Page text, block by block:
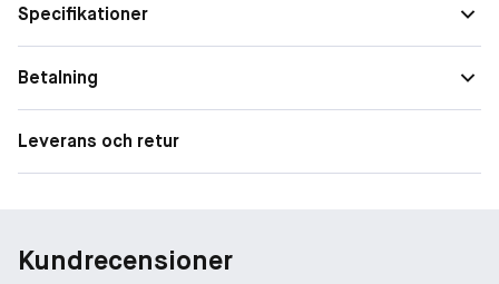
Specifikationer
Betalning
Leverans och retur
Kundrecensioner